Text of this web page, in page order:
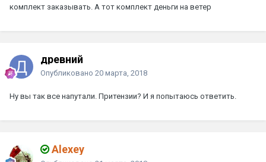
комплект заказывать. А тот комплект деньги на ветер
древний
Опубликовано 20 марта, 2018
Ну вы так все напутали. Притензии? И я попытаюсь ответить.
Alexey